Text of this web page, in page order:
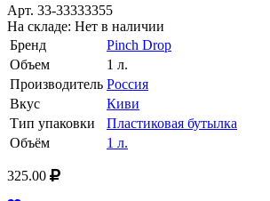
Арт. 33-33333355
На складе: Нет в наличии
Бренд
Pinch Drop
Объем
1 л.
Производитель Россия
Вкус
Киви
Тип упаковки
Пластиковая бутылка
Объём
1 л.
325.00